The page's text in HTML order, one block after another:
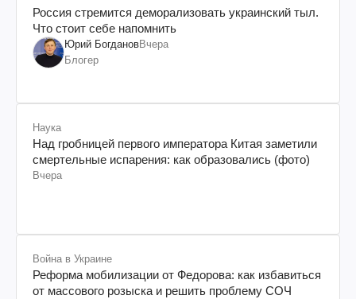
Россия стремится деморализовать украинский тыл.
Что стоит себе напомнить
Юрий БогдановВчера
Блогер
Наука
Над гробницей первого императора Китая заметили
смертельные испарения: как образовались (фото)
Вчера
Война в Украине
Реформа мобилизации от Федорова: как избавиться
от массового розыска и решить проблему СОЧ